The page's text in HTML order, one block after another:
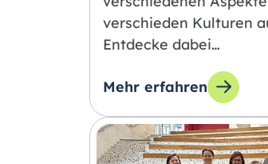
verschieden Kulturen
Entdecke dabei…
Mehr erfahren
zum Thema: Deine